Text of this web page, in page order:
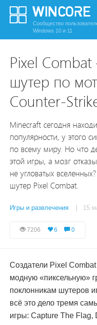
Сообщество
Windows 10 и 11
Pixel
шутер по
Counter-
Minecraft сегодня
популярности, у этого
по всему миру. Но что
этой игры, а мозг
не угловатых
шутер Pixel Combat.
Игры и развлечения | 15
7206 6 0
Создатели Pixel
модную «пиксельную»
поклонникам шутеров
всё это дело тремя
игры: Capture The Flag,